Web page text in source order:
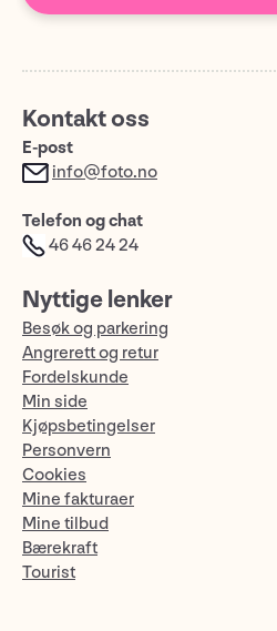
Kontakt oss
E-post
info@foto.no
Telefon og chat
46 46 24 24
Nyttige lenker
Besøk og parkering
Angrerett og retur
Fordelskunde
Min side
Kjøpsbetingelser
Personvern
Cookies
Mine fakturaer
Mine tilbud
Bærekraft
Tourist